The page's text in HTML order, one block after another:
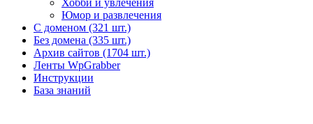
Хобби и увлечения
Юмор и развлечения
С доменом (321 шт.)
Без домена (335 шт.)
Архив сайтов (1704 шт.)
Ленты WpGrabber
Инструкции
База знаний